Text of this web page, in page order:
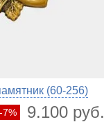
(60-256)
-7% 9.100 руб.